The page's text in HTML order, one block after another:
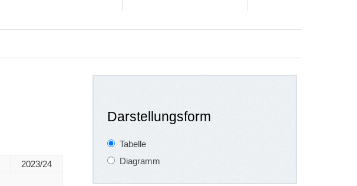
2023/24
Darstellungsform
Tabelle
Diagramm